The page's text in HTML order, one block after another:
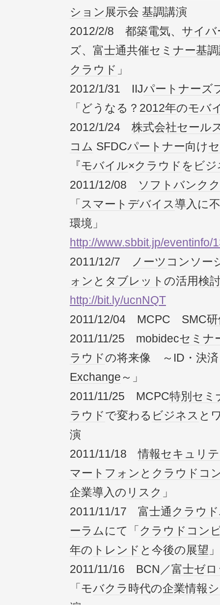
ション展示会 基調講演
2012/2/8 都築電気、 サイバ
ズ、 富士通共催セミナー基調
クラウド 」
2012/1/31 IIJパートナーズ
「どうなる？ 2012年のモバ
2012/1/24 株式会社セール
コム SFDCパートナー向け
『モバイル×クラウド を ビ
2011/12/08
ソフトバンク
「 スマートデバイス導入に
環境」
http://www.sbbit.jp/eventinfo/
2011/12/7
ノーツ コンソ
ォン と タブレット の活用検
http://bit.ly/ucnNQT
2011/12/04 MCPC SMC
2011/11/25 mobidecセミナ
ラウドの将来像 ～ID・決
Exchange～」
2011/11/25 MCPC特別 セミ
ラウドで変わる ビジネス と
演
2011/11/18情報セキュリ
マートフォン と クラウドコ
企業導入の リスク 」
2011/11/17 富士通クラウド
ーラムにて「 クラウドコン
年の トレンド と今後の展望
2011/11/16 BCN／富士ゼ
「モバクラ時代の企業情報